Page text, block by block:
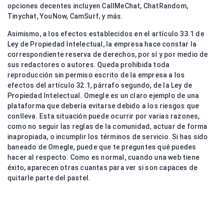
opciones decentes incluyen CallMeChat, ChatRandom,
Tinychat, YouNow, CamSurf, y más.
Asimismo, a los efectos establecidos en el artículo 33.1 de
Ley de Propiedad Intelectual, la empresa hace constar la
correspondiente reserva de derechos, por sí y por medio de
sus redactores o autores. Queda prohibida toda
reproducción sin permiso escrito de la empresa a los
efectos del artículo 32.1, párrafo segundo, de la Ley de
Propiedad Intelectual. Omegle es un claro ejemplo de una
plataforma que debería evitarse debido a los riesgos que
conlleva. Esta situación puede ocurrir por varias razones,
como no seguir las reglas de la comunidad, actuar de forma
inapropiada, o incumplir los términos de servicio. Si has sido
baneado de Omegle, puede que te preguntes qué puedes
hacer al respecto. Como es normal, cuando una web tiene
éxito, aparecen otras cuantas para ver si son capaces de
quitarle parte del pastel.